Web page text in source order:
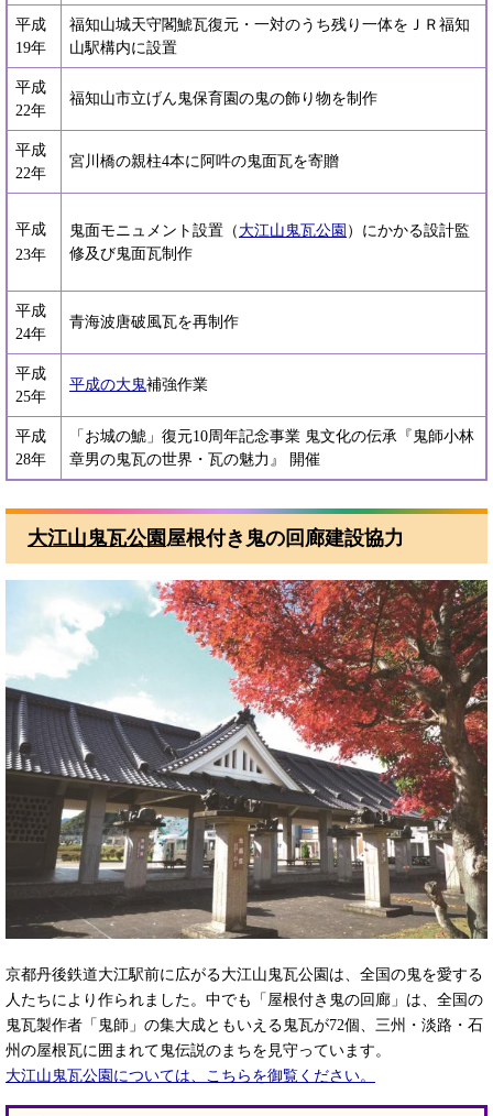
平成
19年
福知山城天守閣鯱瓦復元・一対のうち残り一体をＪＲ福知
山駅構内に設置
平成
22年
福知山市立げん鬼保育園の鬼の飾り物を制作
平成
22年
宮川橋の親柱4本に阿吽の鬼面瓦を寄贈
平成
23年
鬼面モニュメント設置（ 大江山鬼瓦公園 ）にかかる設計監
修及び鬼面瓦制作
平成
24年
青海波唐破風瓦を再制作
平成
25年
平成の大鬼補強作業
平成
28年
「お城の鯱」復元10周年記念事業 鬼文化の伝承『鬼師小林
章男の鬼瓦の世界・瓦の魅力』 開催
大江山鬼瓦公園屋根付き鬼の回廊建設協力
京都丹後鉄道大江駅前に広がる大江山鬼瓦公園は、全国の鬼を愛する
人たちにより作られました。中でも「屋根付き鬼の回廊」は、全国の
鬼瓦製作者「鬼師」の集大成ともいえる鬼瓦が72個、三州・淡路・石
州の屋根瓦に囲まれて鬼伝説のまちを見守っています。
大江山鬼瓦公園 については、こちらを御覧ください。